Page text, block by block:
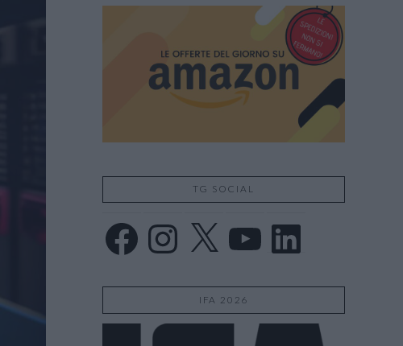
TG SOCIAL
Facebook Instagram YouTube LinkedIn
IFA 2026